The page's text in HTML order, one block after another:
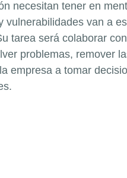
necesitan tener en
vulnerabilidades van a
tarea será colaborar
problemas, remover
empresa a tomar